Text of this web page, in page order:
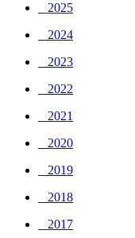
_ 2025
_ 2024
_ 2023
_ 2022
_ 2021
_ 2020
_ 2019
_ 2018
_ 2017